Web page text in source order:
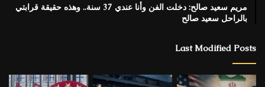
مريم سعيد صالح: دخلت الفن وأنا عندي 37 سنة.. وهذه حقيقة قرابتي
بالراحل سعيد صالح
Last Modified Posts